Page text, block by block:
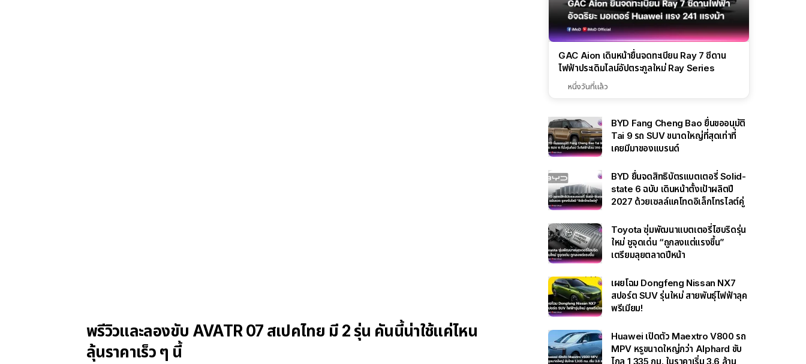
พรีวิวและลองขับ AVATR 07 สเปคไทย มี 2 รุ่น คันนี้น่าใช้แค่ไหน
ลุ้นราคาเร็ว ๆ นี้
GAC Aion เดินหน้ายื่นจดทะเบียน Ray 7 ซีดาน
ไฟฟ้าประเดิมไลน์อัปตระกูลใหม่ Ray Series
หนึ่งวันที่แล้ว
BYD Fang Cheng Bao ยื่นขออนุมัติ
Tai 9 รถ SUV ขนาดใหญ่ที่สุดเท่าที่
เคยมีมาของแบรนด์
BYD ยื่นจดสิทธิบัตรแบตเตอรี่ Solid-
state 6 ฉบับ เดินหน้าตั้งเป้าผลิตปี
2027 ด้วยเซลล์แคโทดอิเล็กโทรไลต์คู่
Toyota ซุ่มพัฒนาแบตเตอรี่ไฮบริดรุ่น
ใหม่ ชูจุดเด่น “ถูกลงแต่แรงขึ้น”
เตรียมลุยตลาดปีหน้า
เผยโฉม Dongfeng Nissan NX7
สปอร์ต SUV รุ่นใหม่ สายพันธุ์ไฟฟ้าลุค
พรีเมียม!
Huawei เปิดตัว Maextro V800 รถ
MPV หรูขนาดใหญ่กว่า Alphard ขับ
ไกล 1,335 กม. ในราคาเริ่ม 3.6 ล้าน